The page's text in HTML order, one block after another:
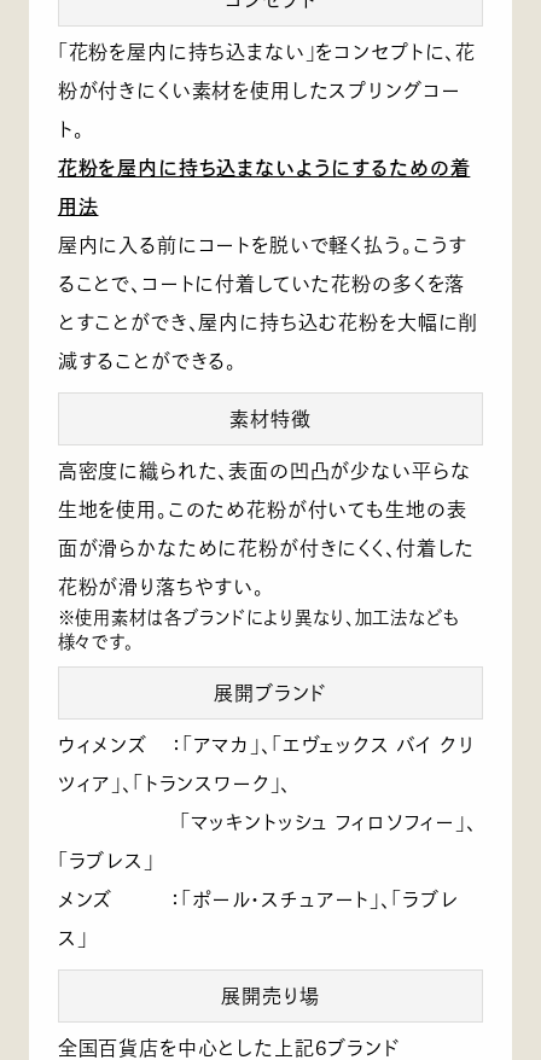
「花粉を屋内に持ち込まない」をコンセプトに、花
粉が付きにくい素材を使用したスプリングコー
ト。
花粉を屋内に持ち込まないようにするための着
用法
屋内に入る前にコートを脱いで軽く払う。こうす
ることで、コートに付着していた花粉の多くを落
とすことができ、屋内に持ち込む花粉を大幅に削
減することができる。
素材特徴
高密度に織られた、表面の凹凸が少ない平らな
生地を使用。このため花粉が付いても生地の表
面が滑らかなために花粉が付きにくく、付着した
花粉が滑り落ちやすい。
※使用素材は各ブランドにより異なり、加工法なども
様々です。
展開ブランド
ウィメンズ
：「アマカ」、「エヴェックス バイ クリ
ツィア」、「トランスワーク」、
「マッキントッシュ フィロソフィー」、
「ラブレス」
メンズ
：「ポール・スチュアート」、「ラブレ
ス」
展開売り場
全国百貨店を中心とした上記6ブランド